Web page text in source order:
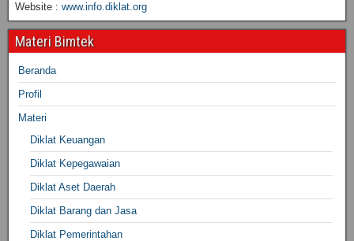
Website : www.info.diklat.org
Materi Bimtek
Beranda
Profil
Materi
Diklat Keuangan
Diklat Kepegawaian
Diklat Aset Daerah
Diklat Barang dan Jasa
Diklat Pemerintahan